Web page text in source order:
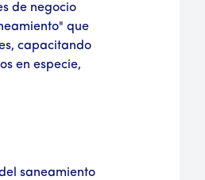
de negocio
que
capacitando
en especie,
saneamiento